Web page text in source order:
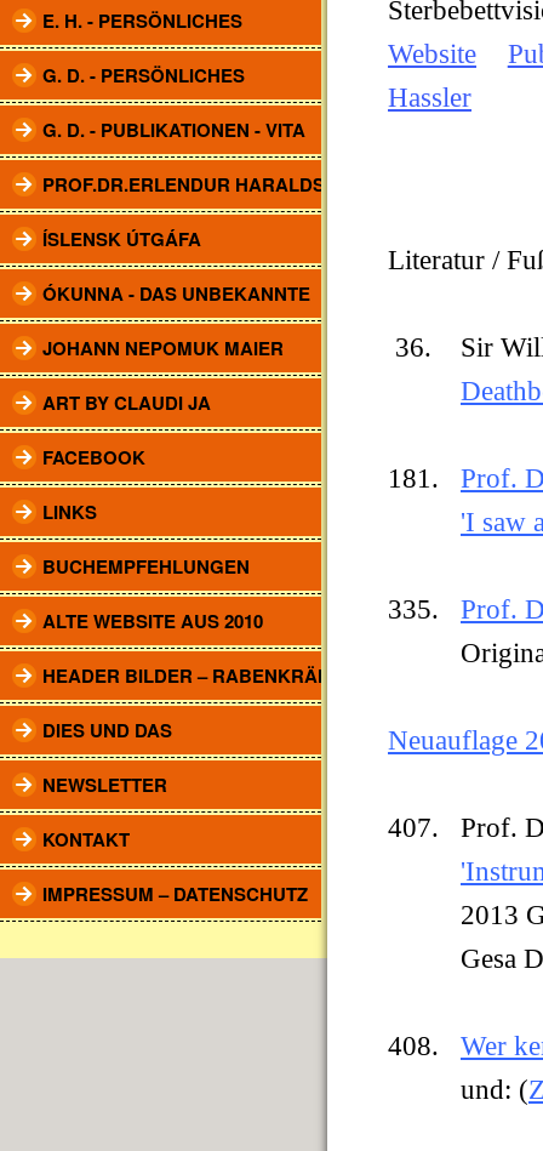
E. H. - PERSÖNLICHES
G. D. - PERSÖNLICHES
G. D. - PUBLIKATIONEN - VITA
PROF.DR.ERLENDUR HARALDSSON
ÍSLENSK ÚTGÁFA
ÓKUNNA - DAS UNBEKANNTE
JOHANN NEPOMUK MAIER
ART BY CLAUDI JA
FACEBOOK
LINKS
BUCHEMPFEHLUNGEN
ALTE WEBSITE AUS 2010
HEADER BILDER – RABENKRÄHEN
DIES UND DAS
NEWSLETTER
KONTAKT
IMPRESSUM – DATENSCHUTZ
Website
Hassler
Literatur /
36. Sir
181. Prof.
'I saw
335. Prof.
Neuauflage
407. Prof.
2013
Gesa
408. Wer
und: (